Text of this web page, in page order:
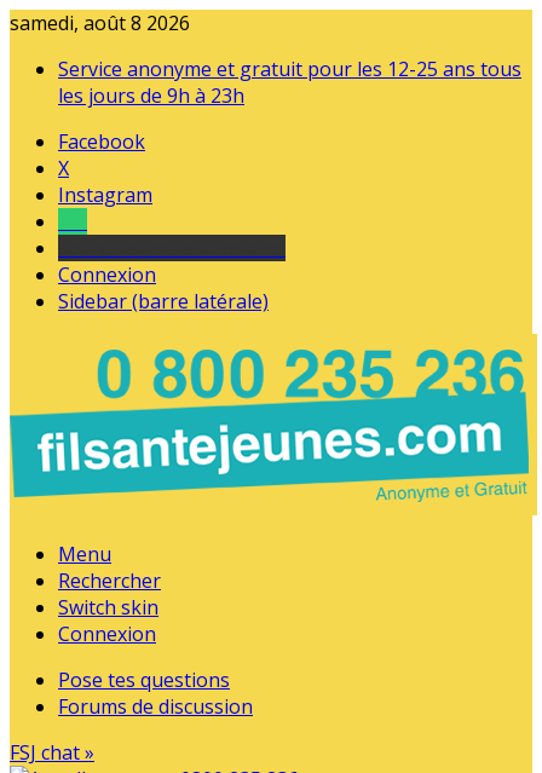
samedi, août 8 2026
Service anonyme et gratuit pour les 12-25 ans tous
les jours de 9h à 23h
Facebook
X
Instagram
Connexion
Sidebar (barre latérale)
Menu
Rechercher
Switch skin
Connexion
Pose tes questions
Forums de discussion
FSJ chat »